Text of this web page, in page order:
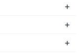
+
+
+